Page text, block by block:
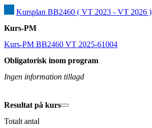
Kursplan BB2460 ( VT 2023 - VT 2026 )
Kurs-PM
Kurs-PM BB2460 VT 2025-61004
Obligatorisk inom program
Ingen information tillagd
Resultat på kurs
Totalt antal